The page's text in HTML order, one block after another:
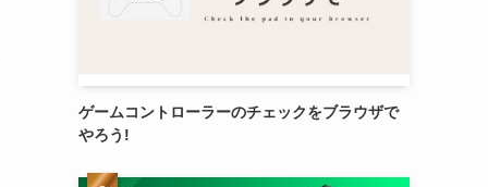
ゲームコントローラーのチェックをブラウザで
やろう!